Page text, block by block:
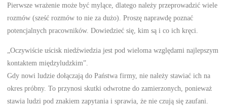
Pierwsze wrażenie może być mylące, dlatego należy przeprowadzić wiele
rozmów (sześć rozmów to nie za dużo). Proszę naprawdę poznać
potencjalnych pracowników. Dowiedzieć się, kim są i co ich kręci.
„Oczywiście uścisk niedźwiedzia jest pod wieloma względami najlepszym
kontaktem międzyludzkim”.
Gdy nowi ludzie dołączają do Państwa firmy, nie należy stawiać ich na
okres próbny. To przynosi skutki odwrotne do zamierzonych, ponieważ
stawia ludzi pod znakiem zapytania i sprawia, że nie czują się zaufani.